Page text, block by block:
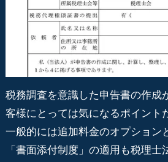
税務調査を意識した申告書の作成
客様にとっては気になるポイント
一般的には追加料金のオプション
「書面添付制度」の適用も税理